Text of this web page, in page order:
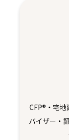
CFP®・宅
バイザー・